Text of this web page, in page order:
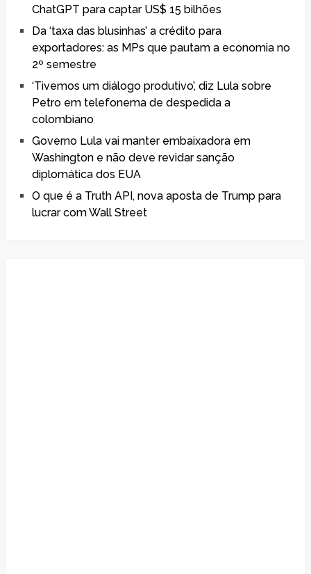
ChatGPT para captar US$ 15 bilhões
Da ‘taxa das blusinhas’ a crédito para
exportadores: as MPs que pautam a economia no
2º semestre
‘Tivemos um diálogo produtivo’, diz Lula sobre
Petro em telefonema de despedida a
colombiano
Governo Lula vai manter embaixadora em
Washington e não deve revidar sanção
diplomática dos EUA
O que é a Truth API, nova aposta de Trump para
lucrar com Wall Street